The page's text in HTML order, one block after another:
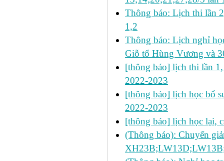
Thông báo: Lịch thi lần
1,2
Thông báo: Lịch nghỉ
Giỗ tổ Hùng Vương và
[thông báo] lịch thi lần
2022-2023
[thông báo] lịch học bổ
2022-2023
[thông báo] lịch học lại,
(Thông báo): Chuyển